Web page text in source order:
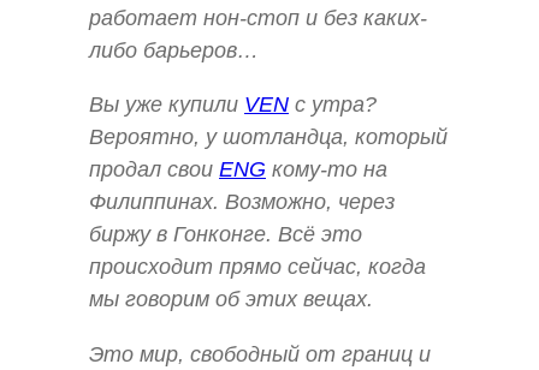
работает нон-стоп и без каких-
либо барьеров…
Вы уже купили VEN с утра?
Вероятно, у шотландца, который
продал свои ENG кому-то на
Филиппинах. Возможно, через
биржу в Гонконге. Всё это
происходит прямо сейчас, когда
мы говорим об этих вещах.
Это мир, свободный от границ и